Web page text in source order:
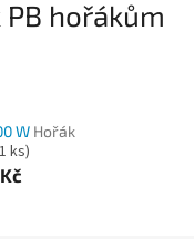
hořákům
W Hořák
ks)